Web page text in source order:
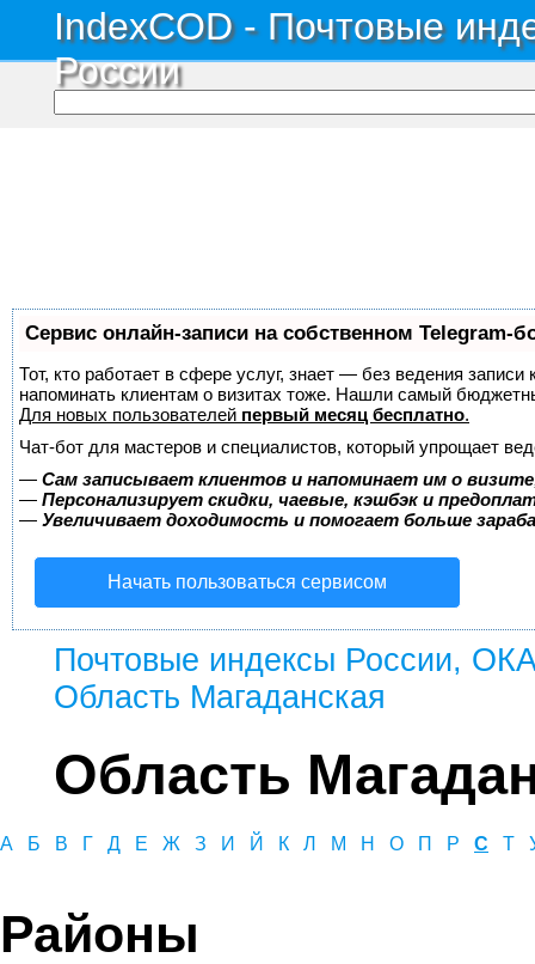
IndexCOD - Почтовые
России
Сервис онлайн-записи на собственном Telegram-
Тот, кто работает в сфере услуг, знает — без ведения
напоминать клиентам о визитах тоже. Нашли самый
Для новых пользователей первый месяц бесплатно.
Чат-бот для мастеров и специалистов, который упрощает
— Сам записывает клиентов и напоминает им о
— Персонализирует скидки, чаевые, кэшбэк и
— Увеличивает доходимость и помогает больше
Начать пользоваться сервисом
Почтовые индексы России,
Область Магаданская
Область
А Б В Г Д Е Ж З И Й К Л М Н О П Р С Т
Районы